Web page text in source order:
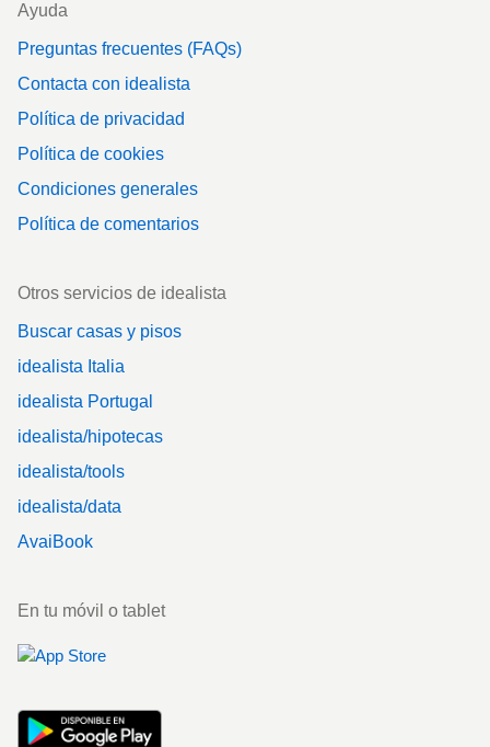
Ayuda
Preguntas frecuentes (FAQs)
Contacta con idealista
Política de privacidad
Política de cookies
Condiciones generales
Política de comentarios
Otros servicios de idealista
Buscar casas y pisos
idealista Italia
idealista Portugal
idealista/hipotecas
idealista/tools
idealista/data
AvaiBook
En tu móvil o tablet